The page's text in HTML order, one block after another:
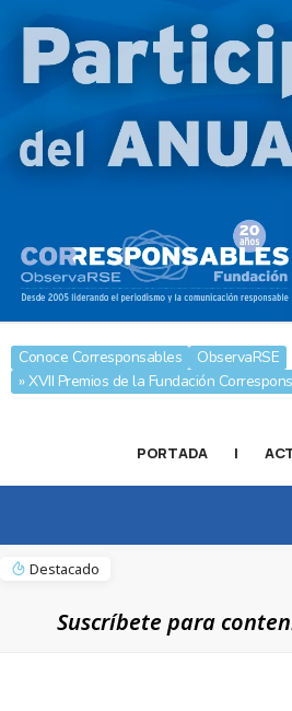
Conoce Corresponsables
ObservaRSE
» XVII Premios de la Fundación
PORTADA |
Destacado
Suscríbete para